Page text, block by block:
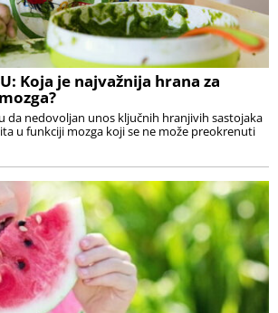
Koja je najvažnija hrana za
da nedovoljan unos ključnih hranjivih sastojaka
u funkciji mozga koji se ne može preokrenuti